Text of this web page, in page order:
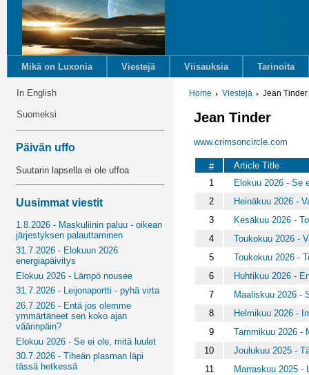
Mikä on Luxonia Viestejä Viisauksia Tarinoita
In English
Suomeksi
Päivän uffo
Suutarin lapsella ei ole uffoa
Uusimmat viestit
1.8.2026 - Maskuliinin paluu - oikean
järjestyksen palauttaminen
31.7.2026 - Elokuun 2026
energiapäivitys
Elokuu 2026 - Lämpö nousee
31.7.2026 - Leijonaportti - pyhä virta
26.7.2026 - Entä jos olemme
ymmärtäneet sen koko ajan
väärinpäin?
Elokuu 2026 - Se ei ole, mitä luulet
30.7.2026 - Tiheän plasman läpi
tässä hetkessä
Home Viestejä Jean Tinder
Jean Tinder
www.crimsoncircle.com
#
Article Title
1
Elokuu 2026 - Se
2
Heinäkuu 2026 -
3
Kesäkuu 2026 -
4
Toukokuu 2026 -
5
Toukokuu 2026 -
6
Huhtikuu 2026 -
7
Maaliskuu 2026 -
8
Helmikuu 2026 -
9
Tammikuu 2026 -
10
Joulukuu 2025 -
11
Marraskuu 2025 -